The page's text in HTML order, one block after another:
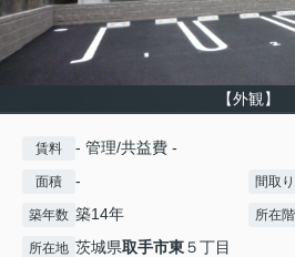
【外観】
賃料 - 管理/共益費 -
面積 - 間取り
築年数 築14年 所在階
所在地 茨城県取手市東５丁目